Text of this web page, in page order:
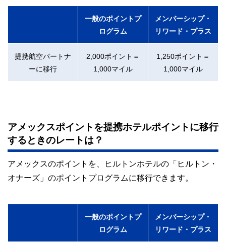
一般のポイントプ
ログラム
メンバーシップ・
リワード・プラス
提携航空パートナ
ーに移行
2,000ポイント＝
1,000マイル
1,250ポイント＝
1,000マイル
アメックスポイントを提携ホテルポイントに移行
するときのレートは？
アメックスのポイントを、ヒルトンホテルの「ヒルトン・
オナーズ」のポイントプログラムに移行できます。
一般のポイントプ
ログラム
メンバーシップ・
リワード・プラス